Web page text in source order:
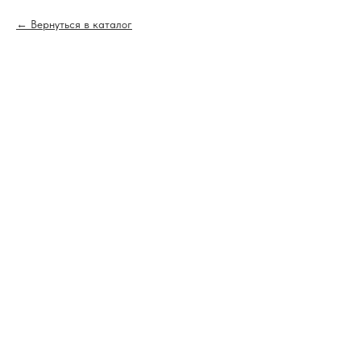
Вернуться в каталог